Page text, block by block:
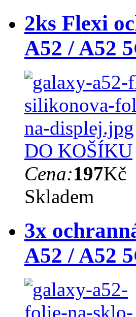
2ks Flexi
A52 / A52
DO KOŠÍKU
Cena:197Kč
Skladem
3x
A52 / A52